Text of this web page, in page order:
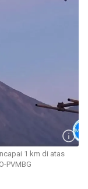
1 km di atas
PVMBG